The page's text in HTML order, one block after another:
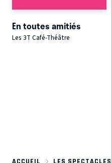
En toutes amitiés
Les 3T Café-Théâtre
ACCUEIL
LES SPECTACLES